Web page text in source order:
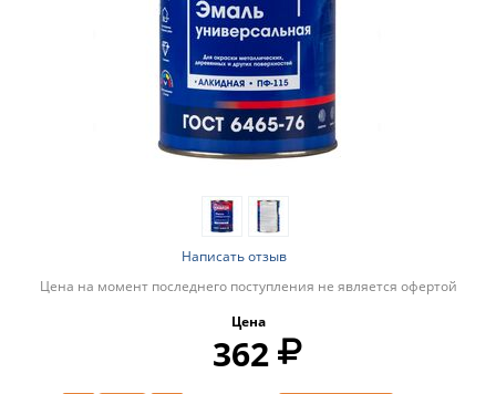
Написать отзыв
Цена на момент последнего поступления не является офертой
Цена
362